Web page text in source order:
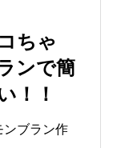
ちゃ
ンで簡
！！
ンブラン作